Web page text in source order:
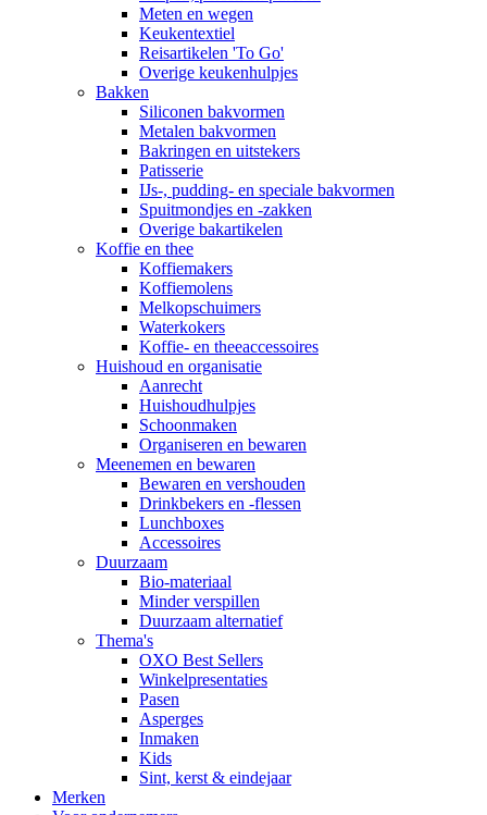
Meten en wegen
Keukentextiel
Reisartikelen 'To Go'
Overige keukenhulpjes
Bakken
Siliconen bakvormen
Metalen bakvormen
Bakringen en uitstekers
Patisserie
IJs-, pudding- en speciale bakvormen
Spuitmondjes en -zakken
Overige bakartikelen
Koffie en thee
Koffiemakers
Koffiemolens
Melkopschuimers
Waterkokers
Koffie- en theeaccessoires
Huishoud en organisatie
Aanrecht
Huishoudhulpjes
Schoonmaken
Organiseren en bewaren
Meenemen en bewaren
Bewaren en vershouden
Drinkbekers en -flessen
Lunchboxes
Accessoires
Duurzaam
Bio-materiaal
Minder verspillen
Duurzaam alternatief
Thema's
OXO Best Sellers
Winkelpresentaties
Pasen
Asperges
Inmaken
Kids
Sint, kerst & eindejaar
Merken